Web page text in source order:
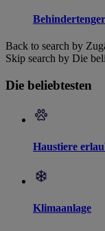
Back to search by
Skip search by Die
Die beliebtesten
Haustiere
Klimaanlage